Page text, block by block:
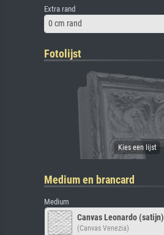
Extra rand
0 cm rand
Fotolijst
Medium en brancard
Medium
Canvas Leonardo (satijn)
(Canvas Venezia)